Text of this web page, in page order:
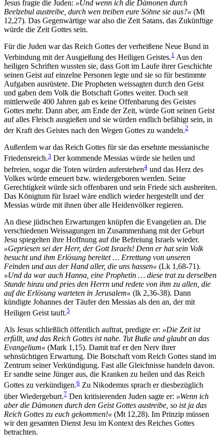
Jesus fragte die Juden: »Und wenn ich die Dämonen durch
Beelzebul austreibe, durch wen treiben eure Söhne sie aus?« (Mt
12,27). Das Gegenwärtige war also die Zeit Satans, das Zukünftige
würde die Zeit Gottes sein.
Für die Juden war das Reich Gottes der verheißene Neue Bund in
Verbindung mit der Ausgießung des Heiligen Geistes.1 Aus den
heiligen Schriften wussten sie, dass Gott im Laufe ihrer Geschichte
seinen Geist auf einzelne Personen legte und sie so für bestimmte
Aufgaben ausrüstete. Die Propheten weissagten durch den Geist
und gaben dem Volk die Botschaft Gottes weiter. Doch seit
mittlerweile 400 Jahren gab es keine Offenbarung des Geistes
Gottes mehr. Dann aber, am Ende der Zeit, würde Gott seinen Geist
auf alles Fleisch ausgießen und sie würden endlich befähigt sein, in
der Kraft des Geistes nach den Wegen Gottes zu wandeln.2
Außerdem war das Reich Gottes für sie das ersehnte messianische
Friedensreich.3 Der kommende Messias würde sie heilen und
befreien, sogar die Toten würden auferstehen4 und das Herz des
Volkes würde erneuert bzw. wiedergeboren werden. Seine
Gerechtigkeit würde sich offenbaren und sein Friede sich ausbreiten.
Das Königtum für Israel wäre endlich wieder hergestellt und der
Messias würde mit ihnen über alle Heidenvölker regieren.
An diese jüdischen Erwartungen knüpfen die Evangelien an. Die
verschiedenen Weissagungen im Zusammenhang mit der Geburt
Jesu spiegelten ihre Hoffnung auf die Befreiung Israels wieder.
»Gepriesen sei der Herr, der Gott Israels! Denn er hat sein Volk
besucht und ihm Erlösung bereitet … Errettung von unseren
Feinden und aus der Hand aller, die uns hassen« (Lk 1,68-71).
»Und da war auch Hanna, eine Prophetin … diese trat zu derselben
Stunde hinzu und pries den Herrn und redete von ihm zu allen, die
auf die Erlösung warteten in Jerusalem« (lk 2,36-38). Dann
kündigte Johannes der Täufer den Messias als den an, der mit
Heiligen Geist tauft.5
Als Jesus schließlich öffentlich auftrat, predigte er: »Die Zeit ist
erfüllt, und das Reich Gottes ist nahe. Tut Buße und glaubt an das
Evangelium« (Mark 1,15). Damit traf er den Nerv ihrer
sehnsüchtigen Erwartung. Die Botschaft vom Reich Gottes stand im
Zentrum seiner Verkündigung. Fast alle Gleichnisse handeln davon.
Er sandte seine Jünger aus, die Kranken zu heilen und das Reich
Gottes zu verkündigen.6 Zu Nikodemus sprach er diesbezüglich
über Wiedergeburt.7 Den kritisierenden Juden sagte er: »Wenn ich
aber die Dämonen durch den Geist Gottes austreibe, so ist ja das
Reich Gottes zu euch gekommen!« (Mt 12,28). Im Prinzip müssen
wir den gesamten Dienst Jesu im Kontext des Reiches Gottes
betrachten.